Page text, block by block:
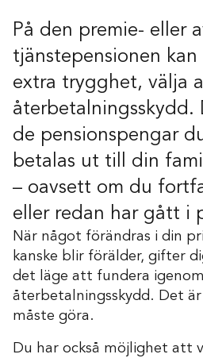
På den premie- eller
tjänstepensionen kan
extra trygghet, välja
de pensionspengar
betalas ut till din
– oavsett om du
eller redan har gått i
När något förändras i din
kanske blir förälder, gifter
det läge att fundera
återbetalningsskydd. Det
måste göra.
Du har också möjlighet att